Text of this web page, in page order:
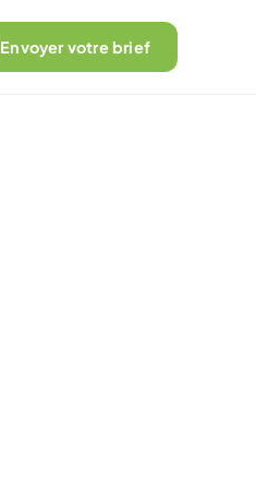
Envoyer votre brief